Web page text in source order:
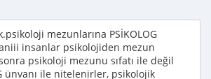
mezunlarına PSİKOLOG
insanlar psikolojiden mezun
psikoloji mezunu sıfatı ile değil
ünvanı ile nitelenirler, psikolojik